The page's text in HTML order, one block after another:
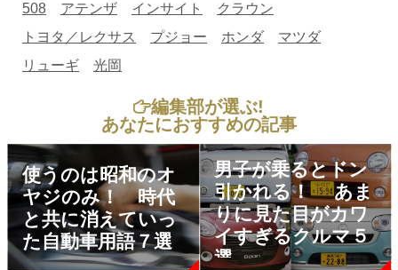
508 アテンザ インサイト
クラウン
トヨタ／レクサス
プジョー ホンダ
マツダ
リューギ
光岡
編集部が選ぶ!
あなたにおすすめの記事
使うのは昭和のオ
ヤジのみ！ 時代
と共に消えていっ
た自動車用語７選
男子が乗るとドン
引かれる！ あま
りに見た目がカワ
イすぎるクルマ５
選